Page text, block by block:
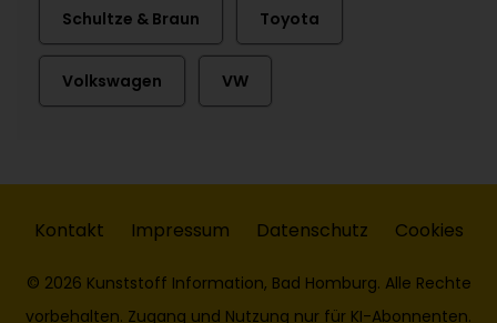
Schultze & Braun Toyota
Volkswagen VW
Kontakt Impressum Datenschutz Cookies
© 2026 Kunststoff Information, Bad Homburg. Alle Rechte
vorbehalten. Zugang und Nutzung nur für KI-Abonnenten.